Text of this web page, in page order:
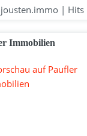
| Hits
Immobilien